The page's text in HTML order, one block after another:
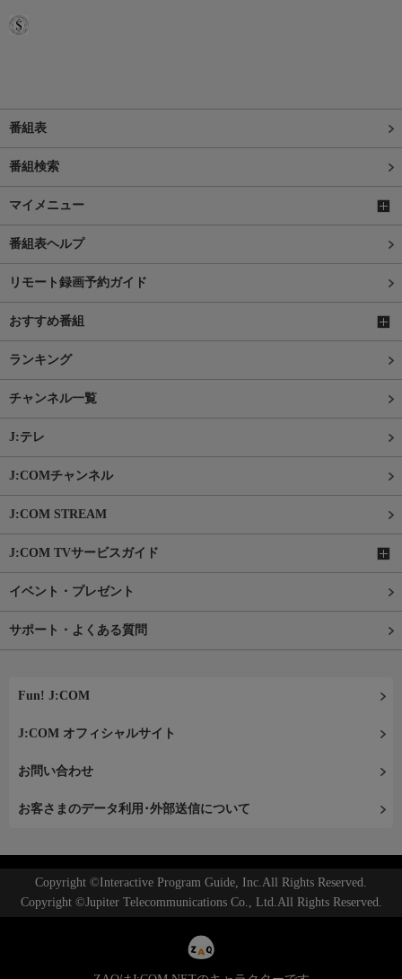
番組表
番組検索
マイメニュー
番組表ヘルプ
リモート録画予約ガイド
おすすめ番組
ランキング
チャンネル一覧
J:テレ
J:COMチャンネル
J:COM STREAM
J:COM TVサービスガイド
イベント・プレゼント
サポート・よくある質問
Fun! J:COM
J:COM オフィシャルサイト
お問い合わせ
お客さまのデータ利用･外部送信について
Copyright ©Interactive Program Guide, Inc.All Rights Reserved.
Copyright ©Jupiter Telecommunications Co., Ltd.All Rights Reserved.